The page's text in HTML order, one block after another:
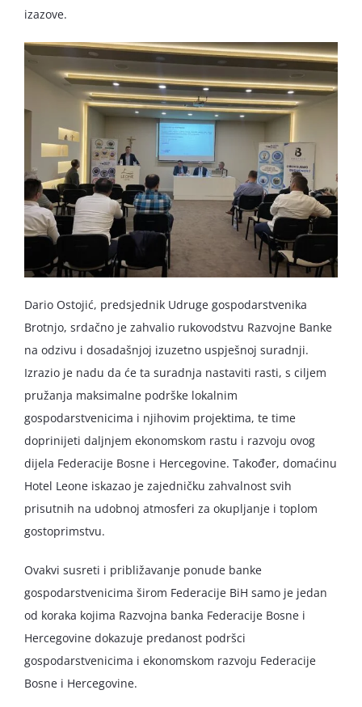
izazove.
Dario Ostojić, predsjednik Udruge gospodarstvenika
Brotnjo, srdačno je zahvalio rukovodstvu Razvojne Banke
na odzivu i dosadašnjoj izuzetno uspješnoj suradnji.
Izrazio je nadu da će ta suradnja nastaviti rasti, s ciljem
pružanja maksimalne podrške lokalnim
gospodarstvenicima i njihovim projektima, te time
doprinijeti daljnjem ekonomskom rastu i razvoju ovog
dijela Federacije Bosne i Hercegovine. Također, domaćinu
Hotel Leone iskazao je zajedničku zahvalnost svih
prisutnih na udobnoj atmosferi za okupljanje i toplom
gostoprimstvu.
Ovakvi susreti i približavanje ponude banke
gospodarstvenicima širom Federacije BiH samo je jedan
od koraka kojima Razvojna banka Federacije Bosne i
Hercegovine dokazuje predanost podršci
gospodarstvenicima i ekonomskom razvoju Federacije
Bosne i Hercegovine.